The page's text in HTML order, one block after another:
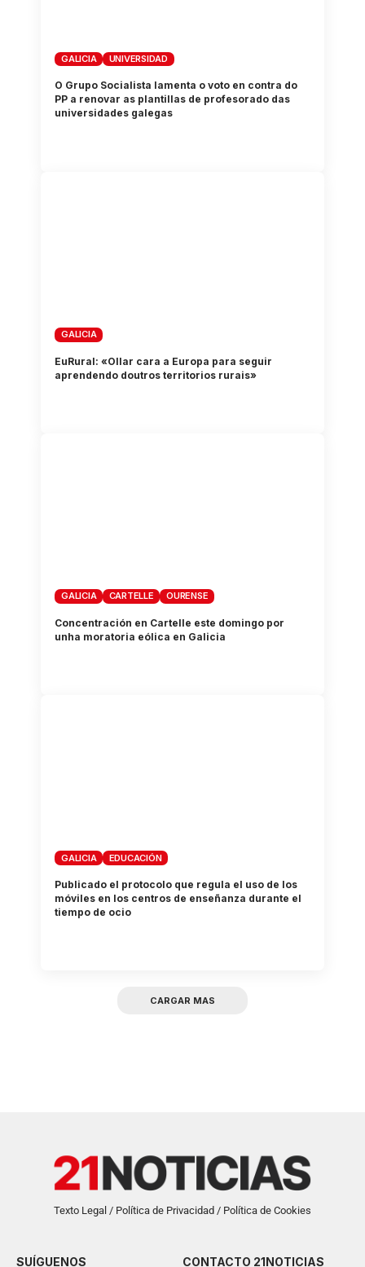
GALICIA UNIVERSIDAD
O Grupo Socialista lamenta o voto en contra do
PP a renovar as plantillas de profesorado das
universidades galegas
GALICIA
EuRural: «Ollar cara a Europa para seguir
aprendendo doutros territorios rurais»
GALICIA CARTELLE OURENSE
Concentración en Cartelle este domingo por
unha moratoria eólica en Galicia
GALICIA EDUCACIÓN
Publicado el protocolo que regula el uso de los
móviles en los centros de enseñanza durante el
tiempo de ocio
CARGAR MAS
Texto Legal / Política de Privacidad / Política de Cookies
SUÍGUENOS CONTACTO 21NOTICIAS